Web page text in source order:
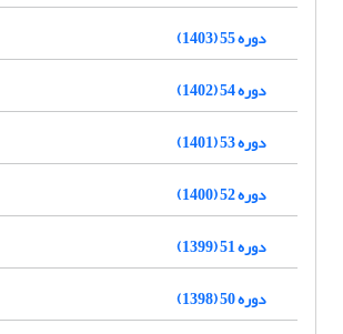
دوره 55 (1403)
دوره 54 (1402)
دوره 53 (1401)
دوره 52 (1400)
دوره 51 (1399)
دوره 50 (1398)